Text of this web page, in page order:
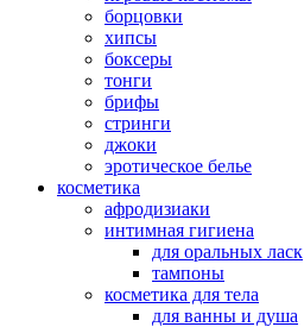
борцовки
хипсы
боксеры
тонги
брифы
стринги
джоки
эротическое белье
косметика
афродизиаки
интимная гигиена
для оральных ласк
тампоны
косметика для тела
для ванны и душа